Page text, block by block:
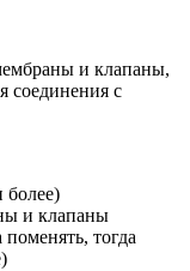
и клапаны,
соединения с
более)
и клапаны
поменять, тогда